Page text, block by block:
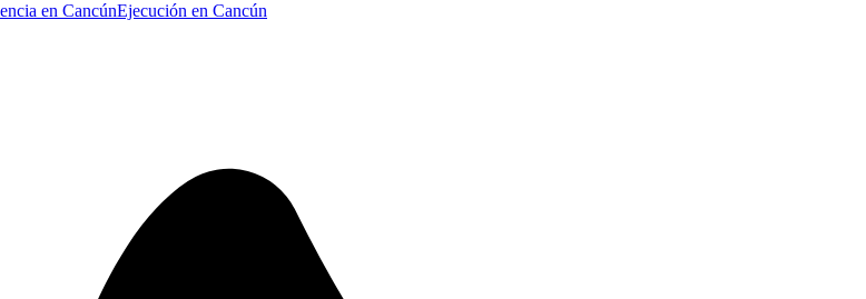
en CancúnEjecución en Cancún